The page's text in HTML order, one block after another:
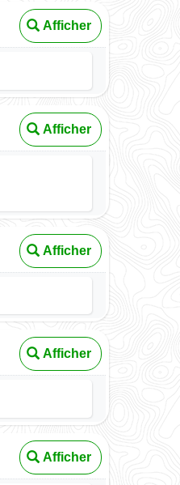
Afficher
Afficher
Afficher
Afficher
Afficher